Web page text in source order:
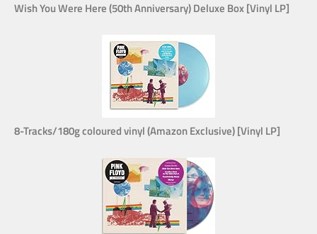
Wish You Were Here (50th Anniversary) Deluxe Box [Vinyl LP]
8-Tracks/180g coloured vinyl (Amazon Exclusive) [Vinyl LP]